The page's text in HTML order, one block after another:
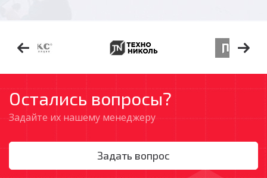
Остались вопросы?
Задайте их нашему менеджеру
Задать вопрос